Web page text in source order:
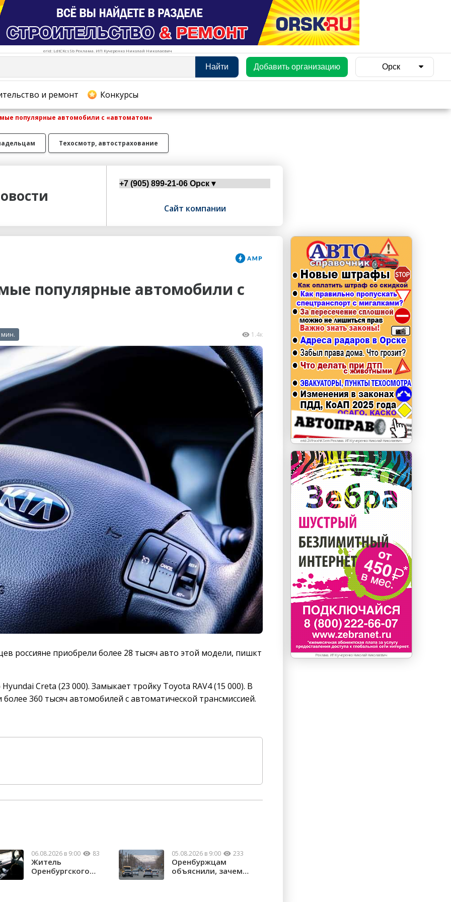
erid: LdtCKcsSb Реклама. ИП Кучеренко Николай Николаевич
Найти Добавить организацию Орск
и ремонт Конкурсы
erid: LdtCKJjWj Реклама. ИП Кучеренко Николай
Николаевич
популярные автомобили с «автоматом»
Техосмотр, автострахование
Сайт компании
популярные автомобили с
мин. 1.4к
россияне приобрели более 28 тысяч авто этой модели, пишкт
Creta (23 000). Замыкает тройку Toyota RAV4 (15 000). В
360 тысяч автомобилей с автоматической трансмиссией.
06.08.2026 в 9:00 83
Житель
Оренбургского
05.08.2026 в 9:00 233
Оренбуржцам
объяснили, зачем
erid:2VfnxxhKSem Реклама. ИП Кучеренко Николай Николаевич
Реклама. ИП Кучеренко Николай Николаевич